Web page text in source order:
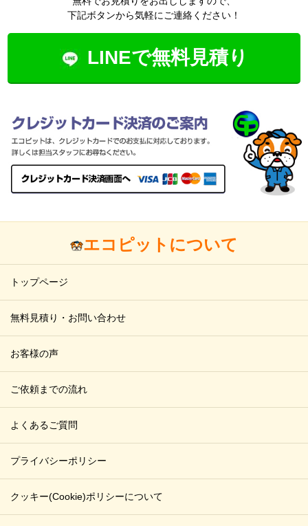
下記ボタンから気軽にご連絡ください！
LINEで無料見積り
エコピットについて
トップページ
無料見積り・お問い合わせ
お客様の声
ご依頼までの流れ
よくあるご質問
プライバシーポリシー
クッキー(Cookie)ポリシーについて